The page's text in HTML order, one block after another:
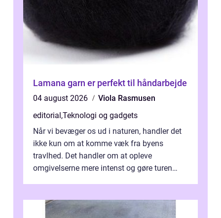
Lamana garn er perfekt til håndarbejde
04 august 2026
Viola Rasmusen
editorial ,Teknologi og gadgets
Når vi bevæger os ud i naturen, handler det
ikke kun om at komme væk fra byens
travlhed. Det handler om at opleve
omgivelserne mere intenst og gøre turen